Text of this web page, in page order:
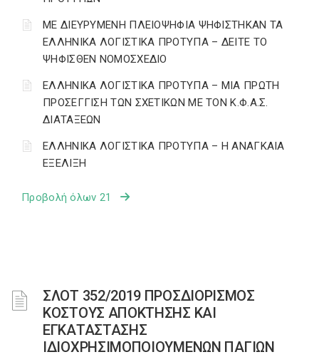
ΜΕ ΔΙΕΥΡΥΜΕΝΗ ΠΛΕΙΟΨΗΦΙΑ ΨΗΦΙΣΤΗΚΑΝ ΤΑ
ΕΛΛΗΝΙΚΑ ΛΟΓΙΣΤΙΚΑ ΠΡΟΤΥΠΑ – ΔΕΙΤΕ ΤΟ
ΨΗΦΙΣΘΕΝ ΝΟΜΟΣΧΕΔΙΟ
ΕΛΛΗΝΙΚΑ ΛΟΓΙΣΤΙΚΑ ΠΡΟΤΥΠΑ – ΜΙΑ ΠΡΩΤΗ
ΠΡΟΣΕΓΓΙΣΗ ΤΩΝ ΣΧΕΤΙΚΩΝ ΜΕ ΤΟΝ Κ.Φ.Α.Σ.
ΔΙΑΤΑΞΕΩΝ
ΕΛΛΗΝΙΚΑ ΛΟΓΙΣΤΙΚΑ ΠΡΟΤΥΠΑ – Η ΑΝΑΓΚΑΙΑ
ΕΞΕΛΙΞΗ
Προβολή όλων 21
ΣΛΟΤ 352/2019 ΠΡΟΣΔΙΟΡΙΣΜΟΣ
ΚΟΣΤΟΥΣ ΑΠΟΚΤΗΣΗΣ ΚΑΙ
ΕΓΚΑΤΑΣΤΑΣΗΣ
ΙΔΙΟΧΡΗΣΙΜΟΠΟΙΟΥΜΕΝΩΝ ΠΑΓΙΩΝ